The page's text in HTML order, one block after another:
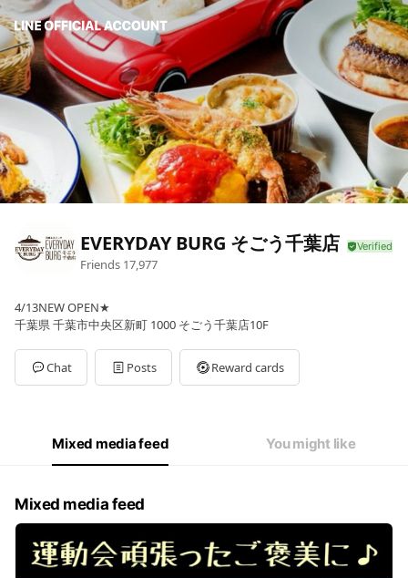
EVERYDAY BURG そごう千葉店
Friends 17,977
4/13NEW OPEN★
千葉県 千葉市中央区新町 1000 そごう千葉店10F
Chat Posts Reward cards
Mixed media feed You might like
Mixed media feed